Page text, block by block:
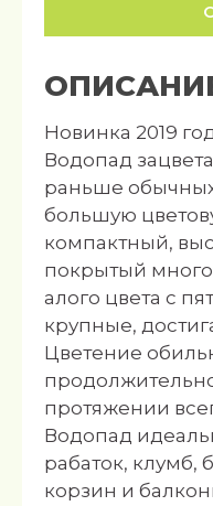
Новинка 2019
Водопад
раньше
большую
компактный,
покрытый
алого цвета с
крупные,
Цветение
протяжении
Водопад
рабаток,
корзин и